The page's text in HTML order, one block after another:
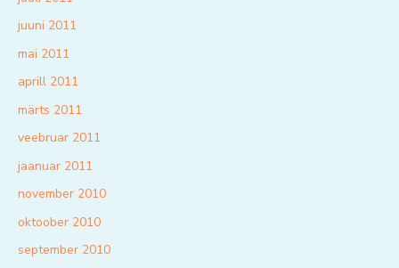
juuni 2011
mai 2011
aprill 2011
märts 2011
veebruar 2011
jaanuar 2011
november 2010
oktoober 2010
september 2010